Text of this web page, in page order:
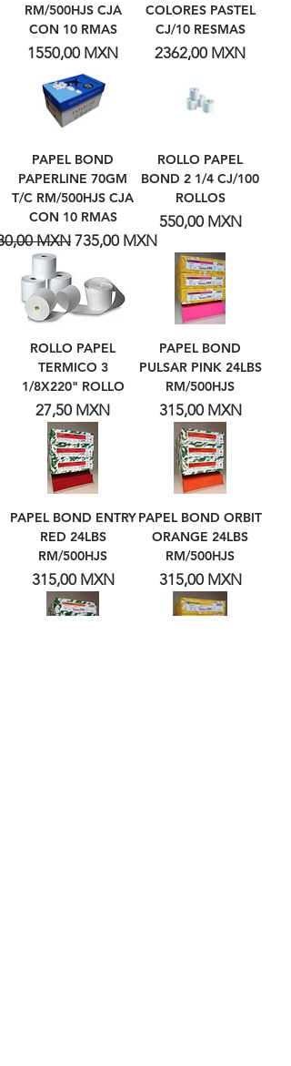
RM/500HJS CJA
CON 10 RMAS
Precio
1550,00 MXN
COLORES PASTEL
CJ/10 RESMAS
Precio
2362,00 MXN
PAPEL BOND
PAPERLINE 70GM
T/C RM/500HJS CJA
CON 10 RMAS
MXN Precio de oferta
735,00 MXN
ROLLO PAPEL
BOND 2 1/4 CJ/100
ROLLOS
Precio
550,00 MXN
ROLLO PAPEL
TERMICO 3
1/8X220" ROLLO
Precio
27,50 MXN
PAPEL BOND
PULSAR PINK 24LBS
RM/500HJS
Precio
315,00 MXN
PAPEL BOND ENTRY
RED 24LBS
RM/500HJS
Precio
315,00 MXN
PAPEL BOND ORBIT
ORANGE 24LBS
RM/500HJS
Precio
315,00 MXN